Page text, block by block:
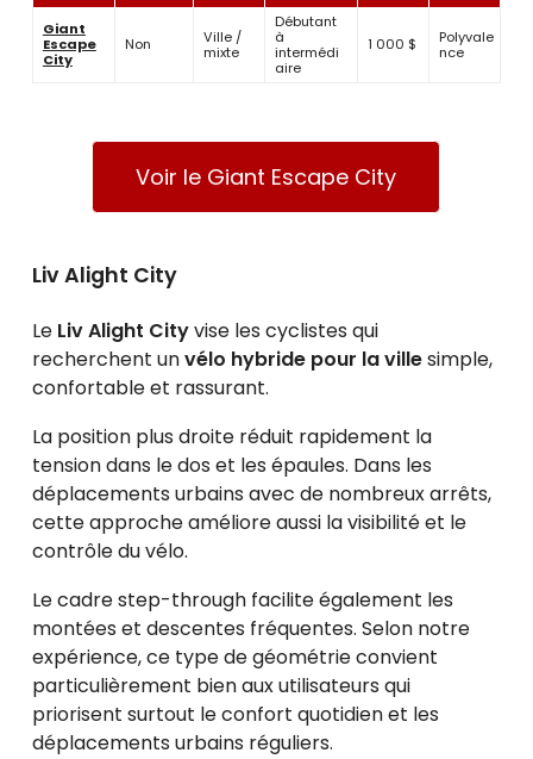
Giant
Escape
City
Non
Ville /
mixte
Débutant
à
intermédi
aire
1 000 $
Polyvale
nce
Voir le Giant Escape City
Liv Alight City
Le Liv Alight Cityvise les cyclistes qui
recherchent unvélo hybride pour la villesimple,
confortable et rassurant.
La position plus droite réduit rapidement la
tension dans le dos et les épaules. Dans les
déplacements urbains avec de nombreux arrêts,
cette approche améliore aussi la visibilité et le
contrôle du vélo.
Le cadre step-through facilite également les
montées et descentes fréquentes. Selon notre
expérience, ce type de géométrie convient
particulièrement bien aux utilisateurs qui
priorisent surtout le confort quotidien et les
déplacements urbains réguliers.